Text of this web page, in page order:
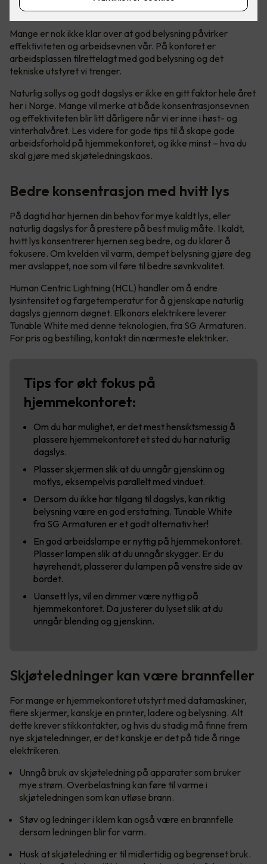
Mange er nok ikke klar over at god belysning påvirker
effektiviteten og arbeidsevnen vår. På kontoret er
arbeidsplassen tilrettelagt med god belysning og det
tekniske utstyret vi trenger.
Naturlig sollys og godt dagslys er ikke en gitt faktor hele året
her i Norge. Mange vil merke at både konsentrasjonsevnen
og effektiviteten blir litt dårligere når vi er inne i høst- og
vinterhalvåret. Les videre for gode tips til å skape gode
arbeidsforhold på hjemmekontoret, og ikke minst – hva du
skal gjøre med skjøteledningskaos.
Bedre konsentrasjon med hvitt lys
På dagtid har hjernen din behov for mye kaldt lys, eller
naturlig dagslys for å prestere på best mulig måte. I kaldt,
hvitt lys konsentrerer hjernen seg bedre, og du klarer å
fokusere. Om kvelden vil varm, dempet belysning gjøre deg
mer avslappet, noe som vil føre til bedre søvnkvalitet.
Human Centric Lightning (HCL) handler om å endre
lysintensitet og fargetemperatur for å gjenskape naturlig
dagslys gjennom døgnet. Elkonors elektrikere leverer
Tunable White med denne teknologien, fra SG Armaturen.
For pris og bestilling, kontakt din nærmeste elektriker.
Tips for økt fokus på
hjemmekontoret:
Om du har mulighet, er det mest hensiktsmessig å
plassere hjemmekontoret et sted du har naturlig
dagslys.
Plasser skjermen slik at du unngår gjenskinn og
motlys, eksempelvis parallelt med vinduet.
Dersom du ikke har tilgang til dagslys, kan riktig
belysning være en god erstatning. Tunable White
fra SG Armaturen er et godt alternativ her!
En god arbeidslampe er nyttig på hjemmekontoret.
Plasser lampen slik at du unngår skygger. Er du
høyrehendt, plasserer du lampen på venstre side av
bordet.
Uansett lys, vil en dimmer være nyttig på
hjemmekontoret. Da justerer du lyset slik at du
unngår blending og gjenskinn.
Skjøteledninger kan være brannfeller
For mange er hjemmekontoret utstyrt med datamaskiner,
flere skjermer, kanskje en printer, ladere og belysning. Alt
dette krever stikkontakter, og hvis du stadig må finne frem
nye skjøteledninger, er det kanskje er det på tide å ringe
elektrikeren.
Unngå bruk av skjøteledning på apparater som bruker
mye strøm. Overbelastning kan føre til varme i
skjøteledningen som kan utløse brann.
Støv og ledninger i klem kan også være en brannfelle
dersom ledningen blir for varm.
Husk at skjøteledning er til midlertidig og begrenset bruk.